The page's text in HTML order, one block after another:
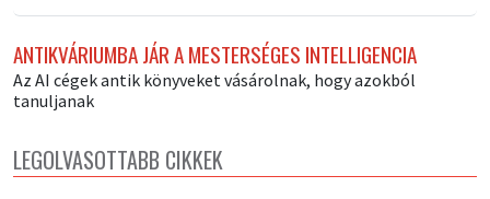
ANTIKVÁRIUMBA JÁR A MESTERSÉGES INTELLIGENCIA
Az AI cégek antik könyveket vásárolnak, hogy azokból
tanuljanak
LEGOLVASOTTABB CIKKEK